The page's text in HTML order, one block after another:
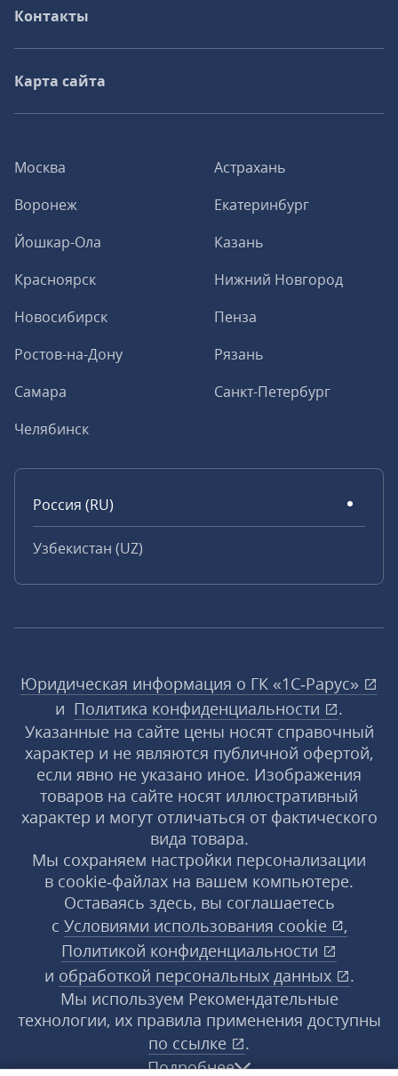
Москва
Астрахань
Воронеж
Екатеринбург
Йошкар-Ола
Казань
Красноярск
Нижний Новгород
Новосибирск
Пенза
Ростов-на-Дону
Рязань
Самара
Санкт-Петербург
Челябинск
Россия (RU)
Узбекистан (UZ)
Контакты
Карта сайта
Юридическая информация о ГК «1С‑Рарус»
и Политика конфиденциальности
.
Указанные на сайте цены носят справочный
характер и не являются публичной офертой,
если явно не указано иное. Изображения
товаров на сайте носят иллюстративный
характер и могут отличаться от фактического
вида товара.
Мы сохраняем настройки персонализации
в cookie‑файлах на вашем компьютере.
Оставаясь здесь, вы соглашаетесь
с Условиями использования cookie
,
Политикой конфиденциальности
и обработкой персональных данных
.
Мы используем Рекомендательные
технологии, их правила применения доступны
по ссылке
.
Подробнее